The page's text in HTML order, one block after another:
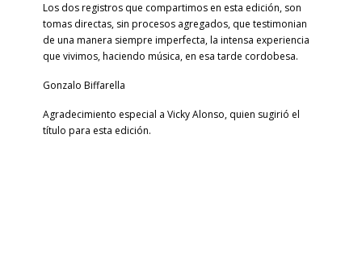
Los dos registros que compartimos en esta edición, son
tomas directas, sin procesos agregados, que testimonian
de una manera siempre imperfecta, la intensa experiencia
que vivimos, haciendo música, en esa tarde cordobesa.
Gonzalo Biffarella
Agradecimiento especial a Vicky Alonso, quien sugirió el
título para esta edición.